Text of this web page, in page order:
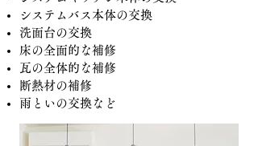
システムバス本体の交換
洗面台の交換
床の全面的な補修
瓦の全体的な補修
断熱材の補修
雨といの交換など